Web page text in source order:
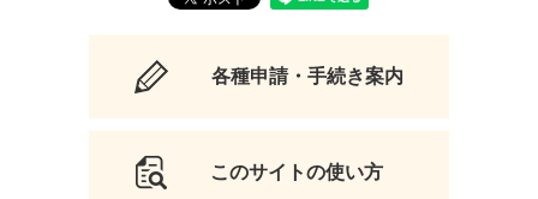
各種申請・手続き案内
このサイトの使い方